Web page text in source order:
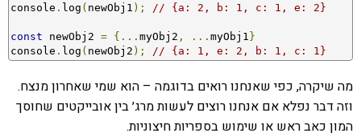
console . log ( newObj1 ); // {a: 2, b: 1, c: 1, e: 2}
const newObj2 = {... myObj2 , ... myObj1 }
console . log ( newObj2 ); // {a: 1, e: 2, b: 1, c: 1}
מה שיקרה, כפי שאנחנו רואים בדוגמה – הוא שמי שאחרון מנצח.
וזה דבר נפלא אם אנחנו רוצים לעשות מרג׳ בין אובייקטים שחוסך
המון כאב ראש או שימוש בספריות חיצוניות.